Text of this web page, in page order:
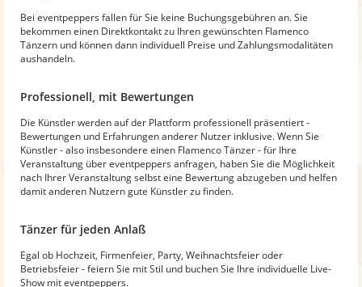
Bei eventpeppers fallen für Sie keine Buchungsgebühren an. Sie
bekommen einen Direktkontakt zu Ihren gewünschten Flamenco
Tänzern und können dann individuell Preise und Zahlungsmodalitäten
aushandeln.
Professionell, mit Bewertungen
Die Künstler werden auf der Plattform professionell präsentiert -
Bewertungen und Erfahrungen anderer Nutzer inklusive. Wenn Sie
Künstler - also insbesondere einen Flamenco Tänzer - für Ihre
Veranstaltung über eventpeppers anfragen, haben Sie die Möglichkeit
nach Ihrer Veranstaltung selbst eine Bewertung abzugeben und helfen
damit anderen Nutzern gute Künstler zu finden.
Tänzer für jeden Anlaß
Egal ob Hochzeit, Firmenfeier, Party, Weihnachtsfeier oder
Betriebsfeier - feiern Sie mit Stil und buchen Sie Ihre individuelle Live-
Show mit eventpeppers.